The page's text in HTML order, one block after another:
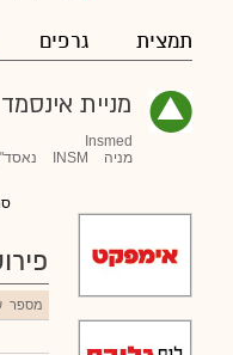
תמצית גרפים
מניית אינסמד
Insmed
מניה
INSM
מספר